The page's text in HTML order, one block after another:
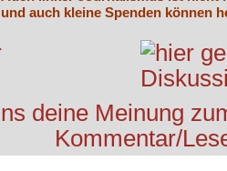
und auch kleine Spenden können